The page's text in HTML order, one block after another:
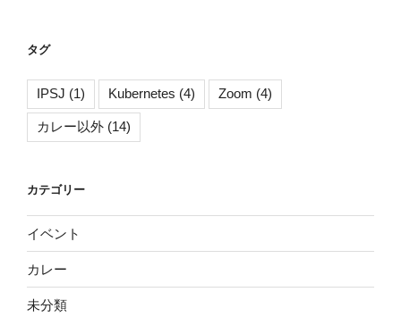
タグ
IPSJ (1) Kubernetes (4) Zoom (4)
カレー以外 (14)
カテゴリー
イベント
カレー
未分類